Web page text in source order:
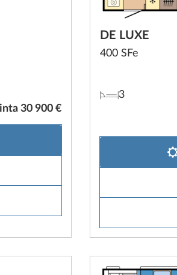
30 900 €
DE LUXE
400 SFe
3